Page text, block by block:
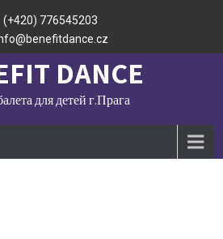
(+420) 776545203
DANCE
для детей г.Прага